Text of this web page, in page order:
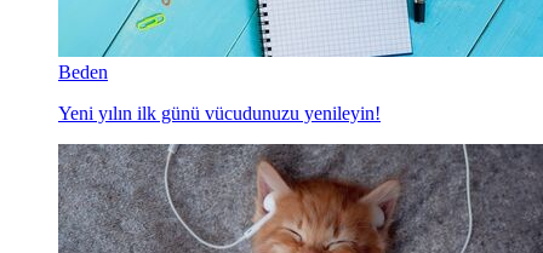
Beden
Yeni yılın ilk günü vücudunuzu yenileyin!